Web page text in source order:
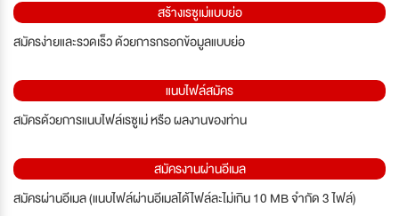
สร้างเรซูเม่แบบย่อ
สมัครง่ายและรวดเร็ว ด้วยการกรอกข้อมูลแบบย่อ
แนบไฟล์สมัคร
สมัครด้วยการแนบไฟล์เรซูเม่ หรือ ผลงานของท่าน
สมัครงานผ่านอีเมล
สมัครผ่านอีเมล (แนบไฟล์ผ่านอีเมลได้ไฟล์ละไม่เกิน 10 MB จำกัด 3 ไฟล์)